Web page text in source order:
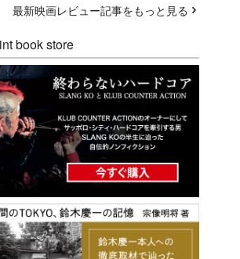
最新映画レビュー記事をもっと見る
book store